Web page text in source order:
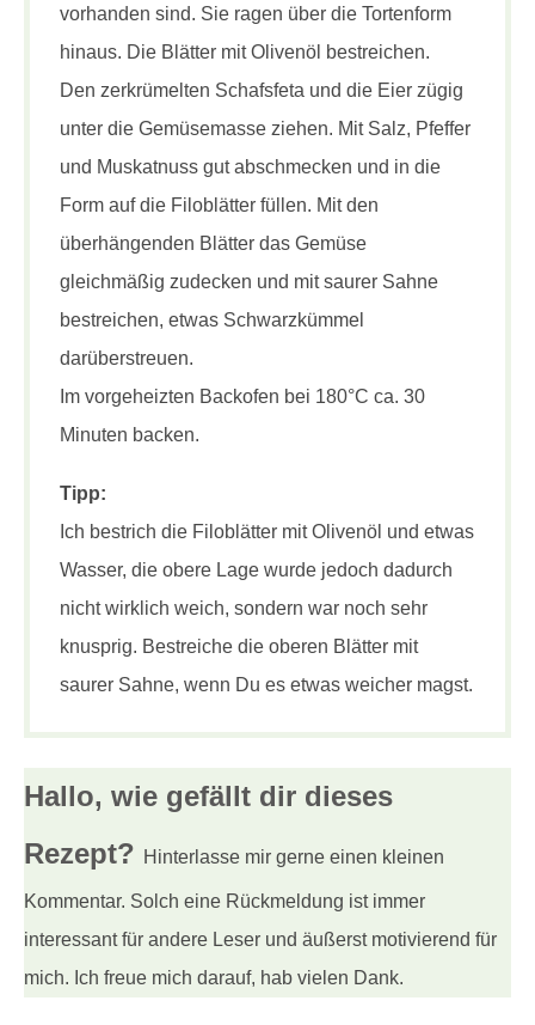
vorhanden sind. Sie ragen über die Tortenform
hinaus. Die Blätter mit Olivenöl bestreichen.
Den zerkrümelten Schafsfeta und die Eier zügig
unter die Gemüsemasse ziehen. Mit Salz, Pfeffer
und Muskatnuss gut abschmecken und in die
Form auf die Filoblätter füllen. Mit den
überhängenden Blätter das Gemüse
gleichmäßig zudecken und mit saurer Sahne
bestreichen, etwas Schwarzkümmel
darüberstreuen.
Im vorgeheizten Backofen bei 180°C ca. 30
Minuten backen.
Tipp:
Ich bestrich die Filoblätter mit Olivenöl und etwas
Wasser, die obere Lage wurde jedoch dadurch
nicht wirklich weich, sondern war noch sehr
knusprig. Bestreiche die oberen Blätter mit
saurer Sahne, wenn Du es etwas weicher magst.
Hallo, wie gefällt dir dieses
Rezept? Hinterlasse mir gerne einen kleinen
Kommentar. Solch eine Rückmeldung ist immer
interessant für andere Leser und äußerst motivierend für
mich. Ich freue mich darauf, hab vielen Dank.